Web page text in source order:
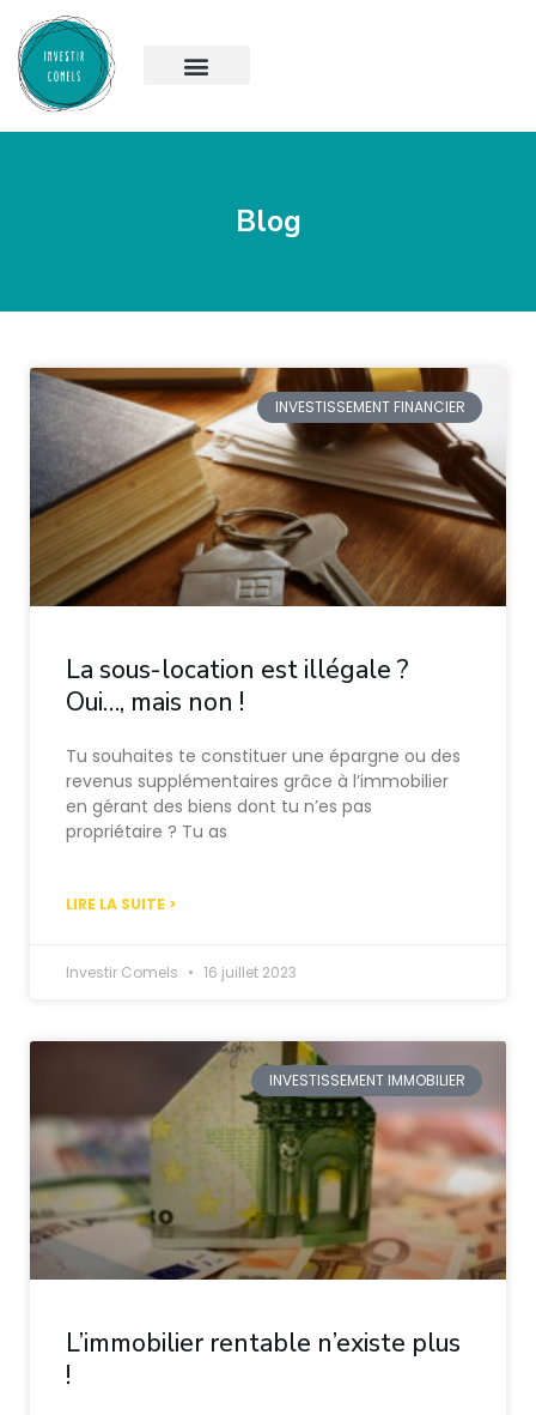
Blog
INVESTISSEMENT FINANCIER
La sous-location est illégale ?
Oui…, mais non !
Tu souhaites te constituer une épargne ou des
revenus supplémentaires grâce à l’immobilier
en gérant des biens dont tu n’es pas
propriétaire ? Tu as
LIRE LA SUITE >
Investir Comels 16 juillet 2023
INVESTISSEMENT IMMOBILIER
L’immobilier rentable n’existe plus
!